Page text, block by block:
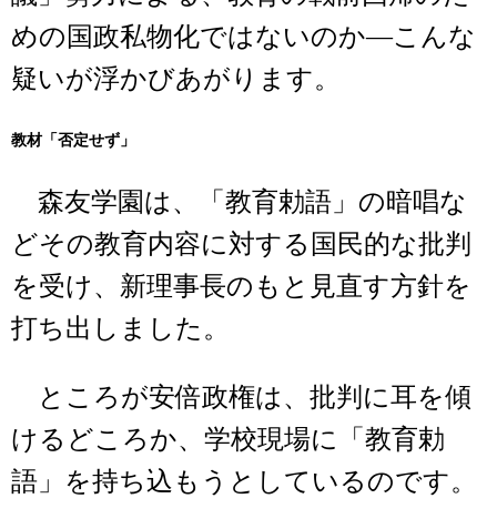
めの国政私物化ではないのか―こんな
疑いが浮かびあがります。
教材「否定せず」
森友学園は、「教育勅語」の暗唱な
どその教育内容に対する国民的な批判
を受け、新理事長のもと見直す方針を
打ち出しました。
ところが安倍政権は、批判に耳を傾
けるどころか、学校現場に「教育勅
語」を持ち込もうとしているのです。